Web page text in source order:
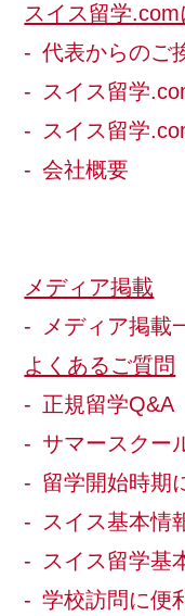
スイス留学.com
代表からのご
スイス留学
スイス留学
会社概要
メディア掲載
メディア掲載
よくあるご質問
正規留学Q&A
サマースクー
留学開始時期
スイス基本情
スイス留学基
学校訪問に便